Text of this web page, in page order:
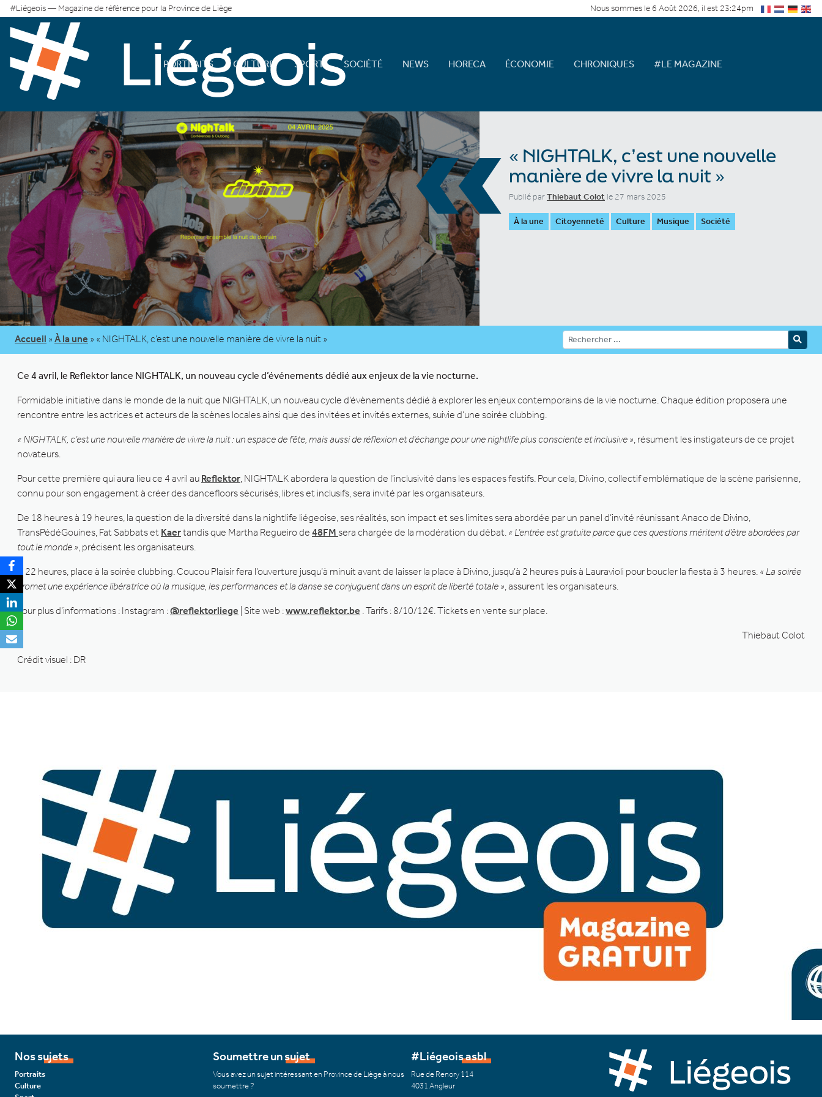
#Liégeois — Magazine de référence pour la Province de Liège Nous sommes le 6 Août 2026, il est 23:24pm
PORTRAITS CULTURE SPORT SOCIÉTÉ NEWS HORECA ÉCONOMIE CHRONIQUES #LE MAGAZINE
«« NIGHTALK, c’est une nouvelle
manière de vivre la nuit »
Publié parThiebaut Colot le 27 mars 2025
À la une Citoyenneté Culture Musique Société
Accueil » À la une » « NIGHTALK, c’est une nouvelle manière de vivre la nuit »
Ce 4 avril, le Reflektor lance NIGHTALK, un nouveau cycle d’événements dédié aux enjeux de la vie nocturne.
Formidable initiative dans le monde de la nuit que NIGHTALK, un nouveau cycle d’évènements dédié à explorer les enjeux contemporains de la vie nocturne. Chaque édition proposera une
rencontre entre les actrices et acteurs de la scènes locales ainsi que des invitées et invités externes, suivie d’une soirée clubbing.
« NIGHTALK, c’est une nouvelle manière de vivre la nuit : un espace de fête, mais aussi de réflexion et d’échange pour une nightlife plus consciente et inclusive », résument les instigateurs de ce projet
novateurs.
Pour cette première qui aura lieu ce 4 avril au Reflektor, NIGHTALK abordera la question de l’inclusivité dans les espaces festifs. Pour cela, Divino, collectif emblématique de la scène parisienne,
connu pour son engagement à créer des dancefloors sécurisés, libres et inclusifs, sera invité par les organisateurs.
De 18 heures à 19 heures, la question de la diversité dans la nightlife liégeoise, ses réalités, son impact et ses limites sera abordée par un panel d’invité réunissant Anaco de Divino,
TransPédéGouines, Fat Sabbats et Kaertandis que Martha Regueiro de 48FM sera chargée de la modération du débat. « L’entrée est gratuite parce que ces questions méritent d’être abordées par
tout le monde », précisent les organisateurs.
A 22 heures, place à la soirée clubbing. Coucou Plaisir fera l’ouverture jusqu’à minuit avant de laisser la place à Divino, jusqu’à 2 heures puis à Lauravioli pour boucler la fiesta à 3 heures. « La soirée
promet une expérience libératrice où la musique, les performances et la danse se conjuguent dans un esprit de liberté totale », assurent les organisateurs.
Pour plus d’informations : Instagram :@reflektorliege | Site web :www.reflektor.be . Tarifs : 8/10/12€. Tickets en vente sur place.
Thiebaut Colot
Crédit visuel : DR
Nos sujets
Portraits
Culture
Soumettre un sujet
Vous avez un sujet intéressant en Province de Liège à nous
soumettre ?
#Liégeois asbl
Rue de Renory 114
4031 Angleur